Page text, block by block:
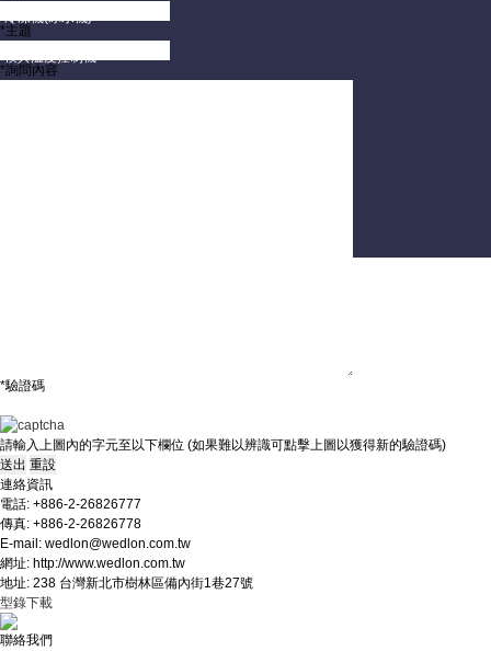
冷凍機(冰水機)
模具溫度控制機
*主題
*詢問內容
*驗證碼
請輸入上圖內的字元至以下欄位 (如果難以辨識可點擊上圖以獲得新的驗證碼)
連絡資訊
電話: +886-2-26826777
傳真: +886-2-26826778
E-mail: wedlon@wedlon.com.tw
網址: http://www.wedlon.com.tw
地址: 238 台灣新北市樹林區備內街1巷27號
型錄下載
聯絡我們